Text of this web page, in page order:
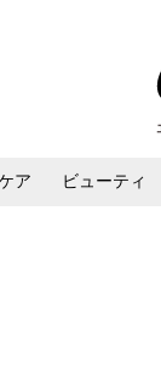
ア ビューティ